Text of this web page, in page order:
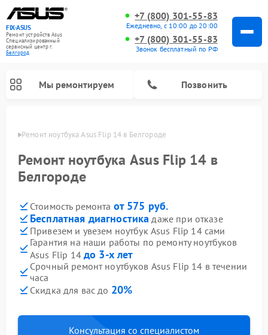
FIX-ASUS
Ремонт устройств Asus
Специализированный
cервисный центр г.
Белгород
+7 (800) 301-55-83
Ежедневно, с 10:00 до 20:00
+7 (800) 301-55-83
Звонок бесплатный по РФ
Мы ремонтируем Позвонить
Ремонт ноутбука Asus Flip 14 в Белгороде
Ремонт ноутбука Asus Flip 14 в
Белгороде
Стоимость ремонта от 575 руб.
Бесплатная диагностика даже при отказе
Привезем и увезем ноутбук Asus Flip 14 сами
Гарантия на наши работы по ремонту ноутбуков
Asus Flip 14 до 3-х лет
Срочный ремонт ноутбуков Asus Flip 14 в течении
часа
Скидка для вас до 20%
Консультация со специалистом